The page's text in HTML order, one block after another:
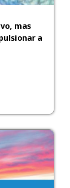
mas
a